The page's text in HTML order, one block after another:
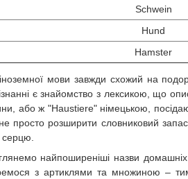
Schwein
Hund
Hamster
мови завжди схожий на
є знайомство з лексикою, що
або ж "Haustiere" німецькою,
просто розширити словниковий
найпоширеніші назви
з артиклями та множиною –